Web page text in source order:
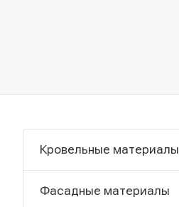
Кровельные материалы
Фасадные материалы